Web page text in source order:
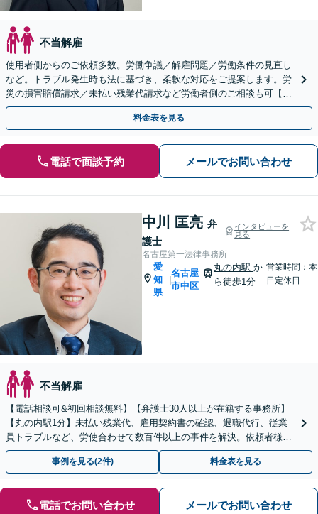
不当解雇
使用者側からのご依頼多数。労働争議／解雇問題／労働条件の見直し
など。トラブル発生時も法に基づき、柔軟な対応をご提案します。労
災の損害賠償請求／未払い残業代請求など労働者側のご相談も可【休
日対応可能】【電話・WEB面談】
料金表を見る
電話で面談予約 メールでお問い合わせ
中川 匡亮 弁
護士
インタビューを
見る
名古屋第一法律事務所
愛
知
県
|
名古屋
市中区
丸の内駅か
ら徒歩1分
営業時間：本
日定休日
不当解雇
【電話相談可&初回相談無料】【弁護士30人以上が在籍する事務所】
【丸の内駅1分】未払い残業代、雇用契約書の確認、退職代行、従業
員トラブルなど、労使合わせて数百件以上の事件を解決。依頼者様の
強い味方になります。残業代のセミナー講師の経験多数！
事例を見る(2件) 料金表を見る
電話でお問い合わせ メールでお問い合わせ